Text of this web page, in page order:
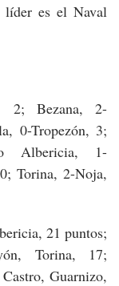
líder es el Naval
2; Bezana, 2-
0-Tropezón, 3;
Albericia, 1-
Torina, 2-Noja,
21 puntos;
Torina, 17;
Guarnizo,